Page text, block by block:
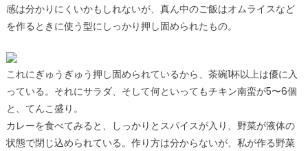
感は分かりにくいかもしれないが、真ん中のご飯はオムライスなど
を作るときに使う型にしっかり押し固められたもの。
これにぎゅうぎゅう押し固められているから、茶碗1杯以上は優に入
っている。それにサラダ、そして何といってもチキン南蛮が5〜6個
と、てんこ盛り。
カレーを食べてみると、しっかりとスパイスが入り、野菜が液体の
状態で閉じ込められている。作り方は分からないが、私が作る野菜